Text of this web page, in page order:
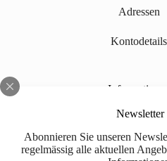
Newsletter
Abonnieren Sie unseren
regelmässig alle aktuellen
Adressen
Kontodetails
Informationen
Über uns
Impressum